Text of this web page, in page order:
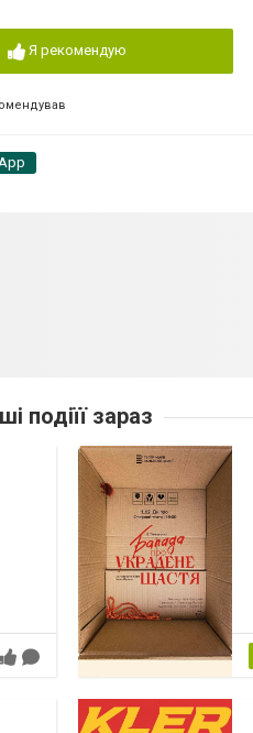
Я рекомендую
подіїї зараз